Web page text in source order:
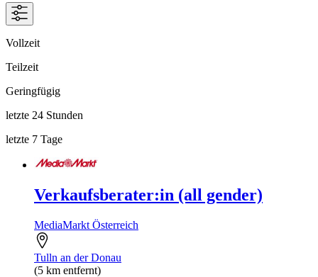
Vollzeit
Teilzeit
Geringfügig
letzte 24 Stunden
letzte 7 Tage
Verkaufsberater:in (all gender)
MediaMarkt Österreich
Tulln an der Donau
(5 km entfernt)